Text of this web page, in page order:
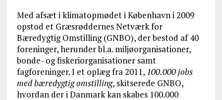
Med afsæt i klimatopmødet i København i 2009
opstod et Græsrøddernes Netværk for
Bæredygtig Omstilling (GNBO), der bestod af 40
foreninger, herunder bl.a. miljøorganisationer,
bonde- og fiskeriorganisationer samt
fagforeninger. I et oplæg fra 2011, 100.000 jobs
med bæredygtig omstilling, skitserede GNBO,
hvordan der i Danmark kan skabes 100.000